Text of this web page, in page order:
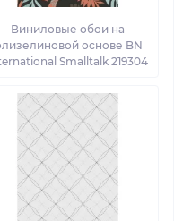
Виниловые обои на
основе BN
Smalltalk 219304